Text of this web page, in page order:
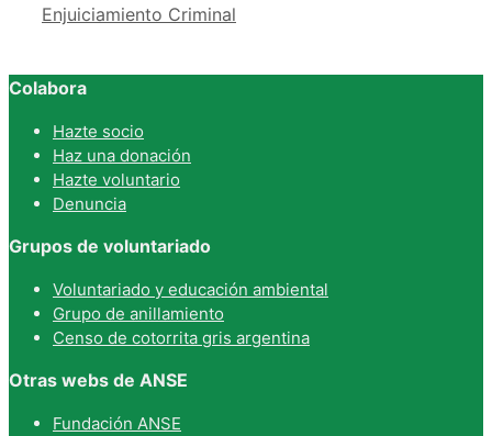
Enjuiciamiento Criminal
Colabora
Hazte socio
Haz una donación
Hazte voluntario
Denuncia
Grupos de voluntariado
Voluntariado y educación ambiental
Grupo de anillamiento
Censo de cotorrita gris argentina
Otras webs de ANSE
Fundación ANSE